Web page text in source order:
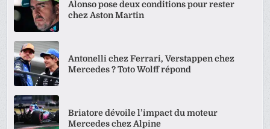
Alonso pose deux conditions pour rester
chez Aston Martin
Antonelli chez Ferrari, Verstappen chez
Mercedes ? Toto Wolff répond
Briatore dévoile l’impact du moteur
Mercedes chez Alpine